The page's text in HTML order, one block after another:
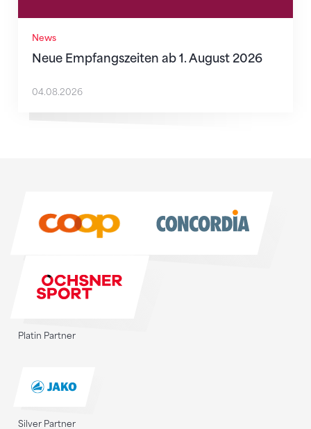
News
Neue Empfangszeiten ab 1. August 2026
04.08.2026
Platin Partner
Silver Partner